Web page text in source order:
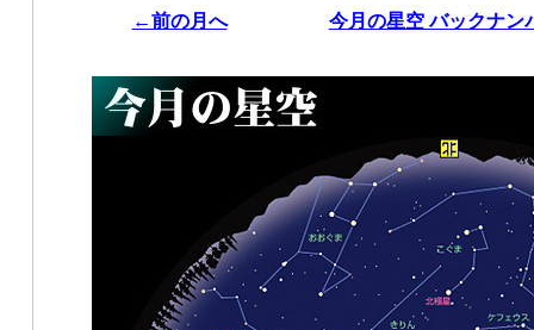
←前の月へ 今月の星空 バックナン